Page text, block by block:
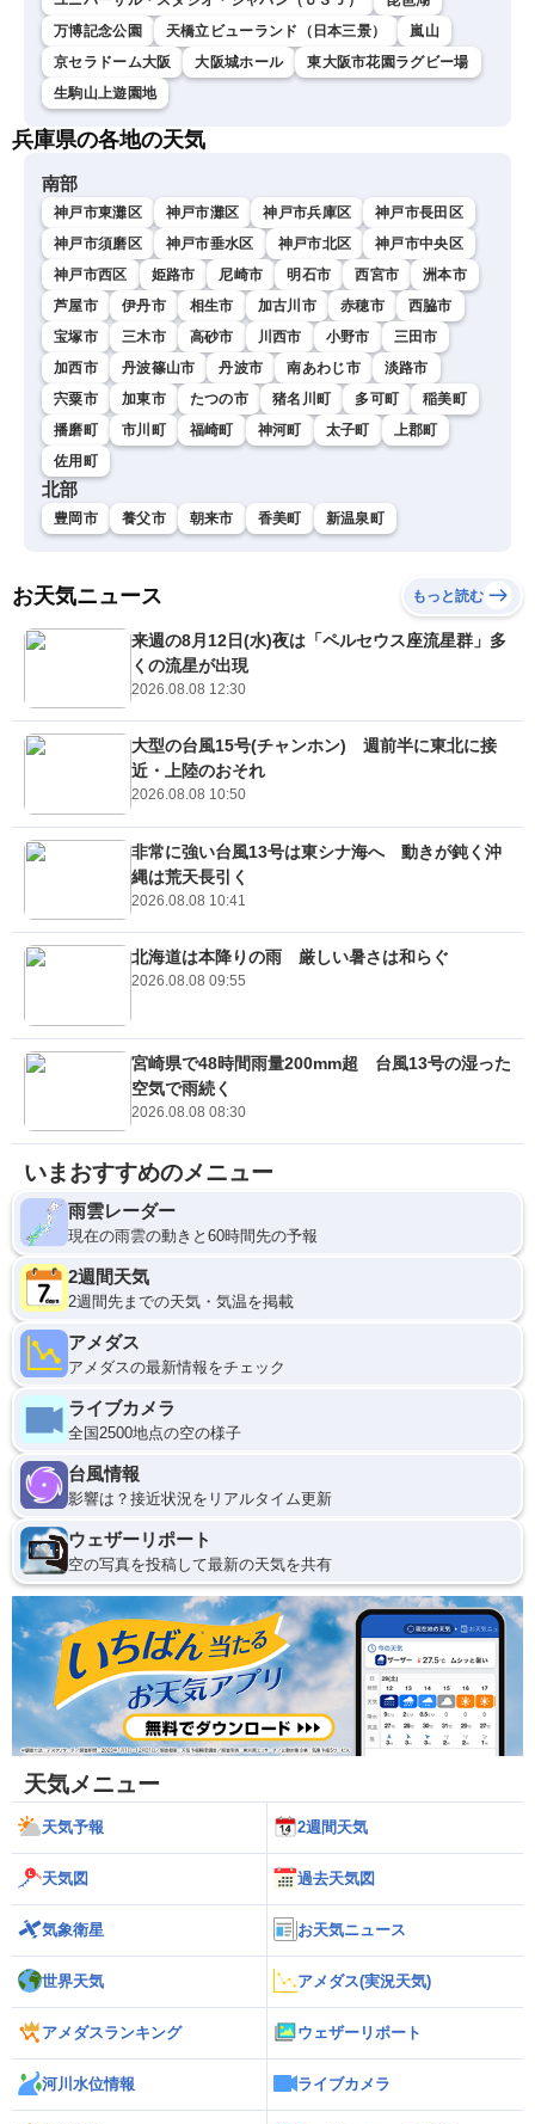
万博記念公園
天橋立ビューランド（日本三景）
嵐山
京セラドーム大阪
大阪城ホール
東大阪市花園ラグビー場
生駒山上遊園地
兵庫県の各地の天気
南部
神戸市東灘区 神戸市灘区 神戸市兵庫区
神戸市長田区
神戸市須磨区
神戸市垂水区 神戸市北区
神戸市中央区
神戸市西区
姫路市 尼崎市 明石市 西宮市
洲本市
芦屋市
伊丹市 相生市 加古川市 赤穂市
西脇市
宝塚市
三木市 高砂市 川西市 小野市
三田市
加西市
丹波篠山市 丹波市 南あわじ市
淡路市
宍粟市
加東市 たつの市 猪名川町 多可町
稲美町
播磨町
市川町 福崎町 神河町 太子町
上郡町
佐用町
北部
豊岡市 養父市 朝来市 香美町 新温泉町
お天気ニュース もっと読む
来週の8月12日(水)夜は「ペルセウス座流星群」多
くの流星が出現
2026.08.08 12:30
大型の台風15号(チャンホン) 週前半に東北に接
近・上陸のおそれ
2026.08.08 10:50
非常に強い台風13号は東シナ海へ 動きが鈍く沖
縄は荒天長引く
2026.08.08 10:41
北海道は本降りの雨 厳しい暑さは和らぐ
2026.08.08 09:55
宮崎県で48時間雨量200mm超 台風13号の湿った
空気で雨続く
2026.08.08 08:30
いまおすすめのメニュー
雨雲レーダー
現在の雨雲の動きと60時間先の予報
2週間天気
2週間先までの天気・気温を掲載
アメダス
アメダスの最新情報をチェック
ライブカメラ
全国2500地点の空の様子
台風情報
影響は？接近状況をリアルタイム更新
ウェザーリポート
空の写真を投稿して最新の天気を共有
天気メニュー
天気予報 2週間天気
天気図 過去天気図
気象衛星 お天気ニュース
世界天気 アメダス(実況天気)
アメダスランキング ウェザーリポート
河川水位情報 ライブカメラ